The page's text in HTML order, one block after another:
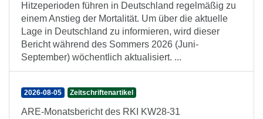
Hitzeperioden führen in Deutschland regelmäßig zu
einem Anstieg der Mortalität. Um über die aktuelle
Lage in Deutschland zu informieren, wird dieser
Bericht während des Sommers 2026 (Juni-
September) wöchentlich aktualisiert. ...
2026-08-05 Zeitschriftenartikel
ARE-Monatsbericht des RKI KW28-31